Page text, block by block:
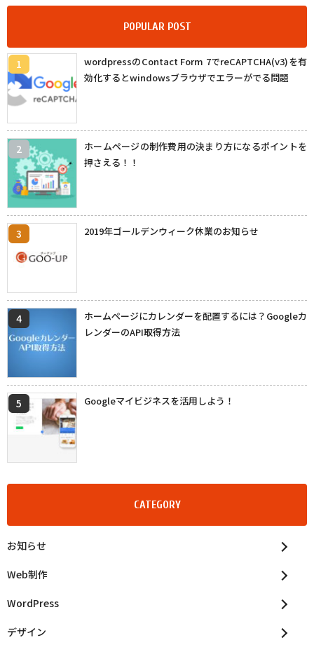
POPULAR POST
wordpressのContact Form 7でreCAPTCHA(v3)を有
効化するとwindowsブラウザでエラーがでる問題
ホームページの制作費用の決まり方になるポイントを
押さえる！！
2019年ゴールデンウィーク休業のお知らせ
ホームページにカレンダーを配置するには？Googleカ
レンダーのAPI取得方法
Googleマイビジネスを活用しよう！
CATEGORY
お知らせ
Web制作
WordPress
デザイン